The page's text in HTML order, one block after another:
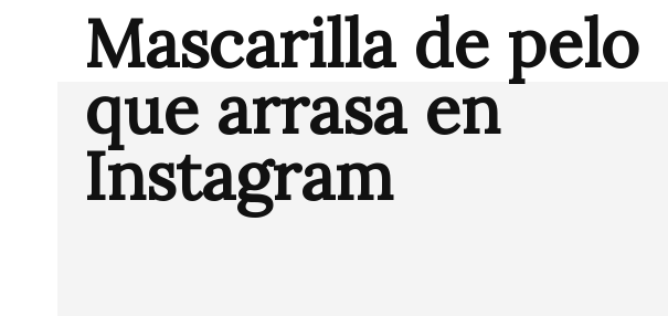
Mascarilla de pelo
que arrasa en
Instagram